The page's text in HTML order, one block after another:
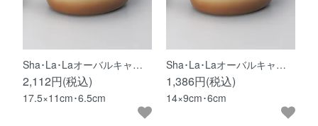
Sha･La･Laオーバルキャ…
2,112円(税込)
17.5×11cm･6.5cm
Sha･La･Laオーバルキャ…
1,386円(税込)
14×9cm･6cm